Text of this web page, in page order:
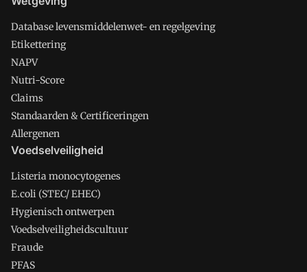
Database levensmiddelenwet- en regelgeving
Etikettering
NAPV
Nutri-Score
Claims
Standaarden & Certificeringen
Allergenen
Voedselveiligheid
Listeria monocytogenes
E.coli (STEC/ EHEC)
Hygienisch ontwerpen
Voedselveiligheidscultuur
Fraude
PFAS